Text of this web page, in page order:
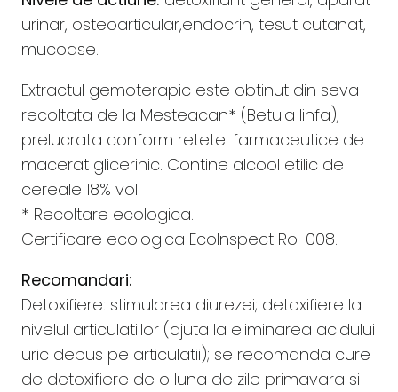
urinar, osteoarticular,endocrin, tesut cutanat,
mucoase.
Extractul gemoterapic este obtinut din seva
recoltata de la Mesteacan* (Betula linfa),
prelucrata conform retetei farmaceutice de
macerat glicerinic. Contine alcool etilic de
cereale 18% vol.
* Recoltare ecologica.
Certificare ecologica EcoInspect Ro-008.
Recomandari:
Detoxifiere: stimularea diurezei; detoxifiere la
nivelul articulatiilor (ajuta la eliminarea acidului
uric depus pe articulatii); se recomanda cure
de detoxifiere de o luna de zile primavara si